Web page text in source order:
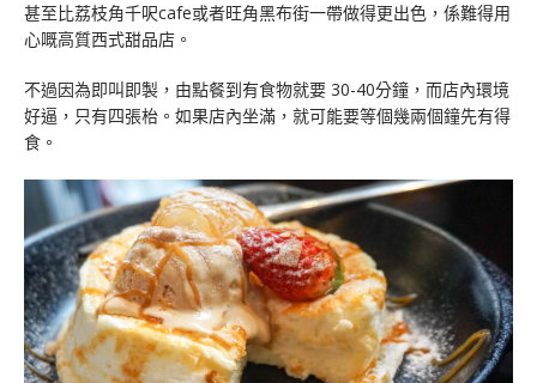
甚至比荔枝角千呎cafe或者旺角黑布街一帶做得更出色，係難得用
心嘅高質西式甜品店。
不過因為即叫即製，由點餐到有食物就要 30-40分鐘，而店內環境
好逼，只有四張枱。如果店內坐滿，就可能要等個幾兩個鐘先有得
食。